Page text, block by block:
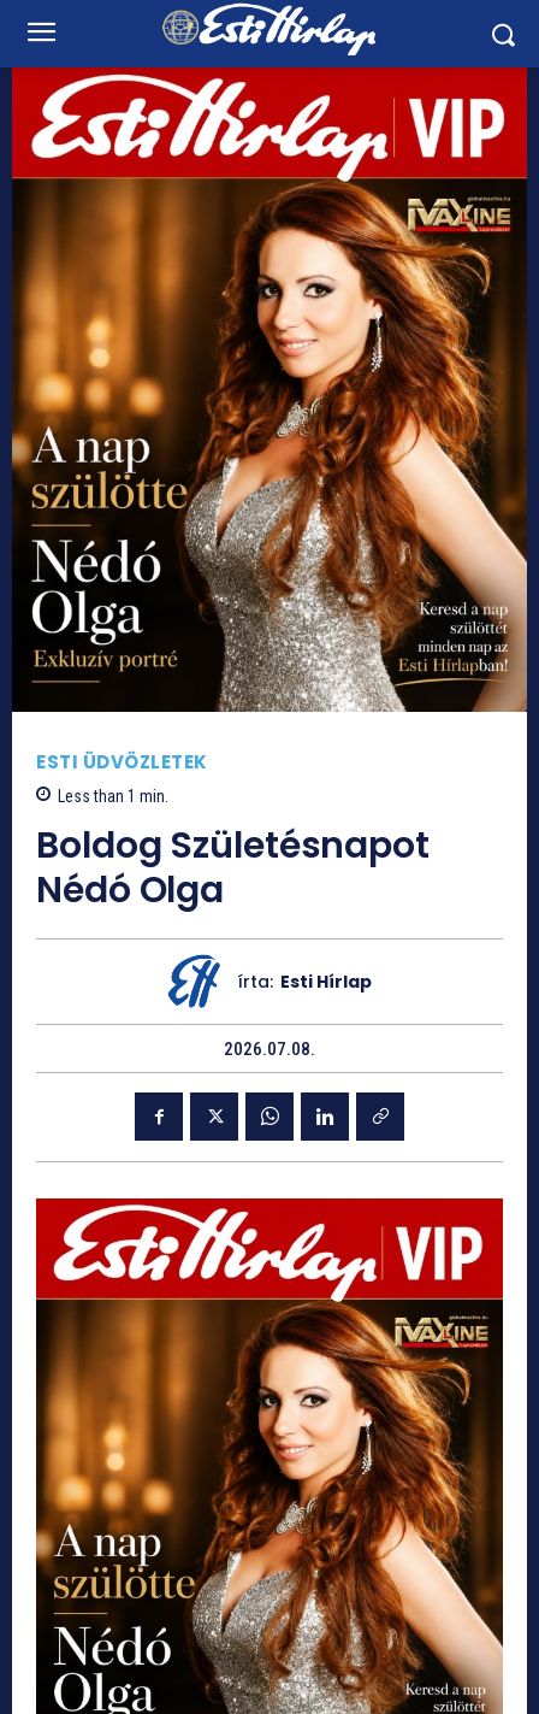
ESTI ÜDVÖZLETEK
Less than 1 min.
Boldog Születésnapot
Nédó Olga
írta: Esti Hírlap
2026.07.08.